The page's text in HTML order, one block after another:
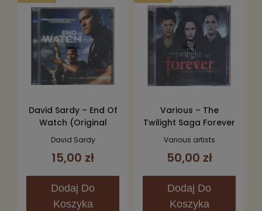
David Sardy – End Of
Watch (Original
Motion Picture
Soundtrack) CD
David Sardy
15,00 zł
Dodaj Do
Koszyka
Various – The
Twilight Saga Forever
(Love Songs From
2CD
Various artists
50,00 zł
Dodaj Do
Koszyka